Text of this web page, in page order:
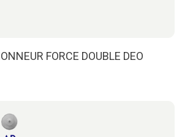
FORCE DOUBLE DEO